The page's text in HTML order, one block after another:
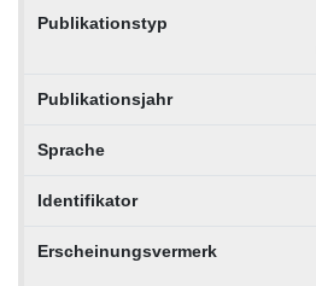
Publikationstyp
Publikationsjahr
Sprache
Identifikator
Erscheinungsvermerk